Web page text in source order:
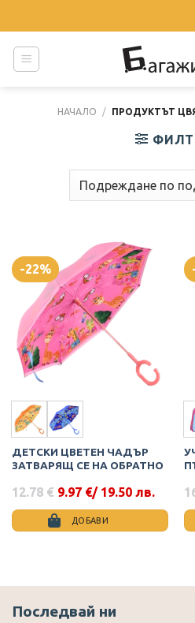
to
content
НАЧАЛО / ПРОДУКТЪТ
-22%
ДЕТСКИ ЦВЕТЕН ЧАДЪР
ЗАТВАРЯЩ СЕ НА ОБРАТНО
12.78 €
Original
price
12.78 €.
9.97 €
Текущата
цена
9.97 €.
/ 19.50 лв.
ДОБАВИ
multiple
variants.
Последвай ни